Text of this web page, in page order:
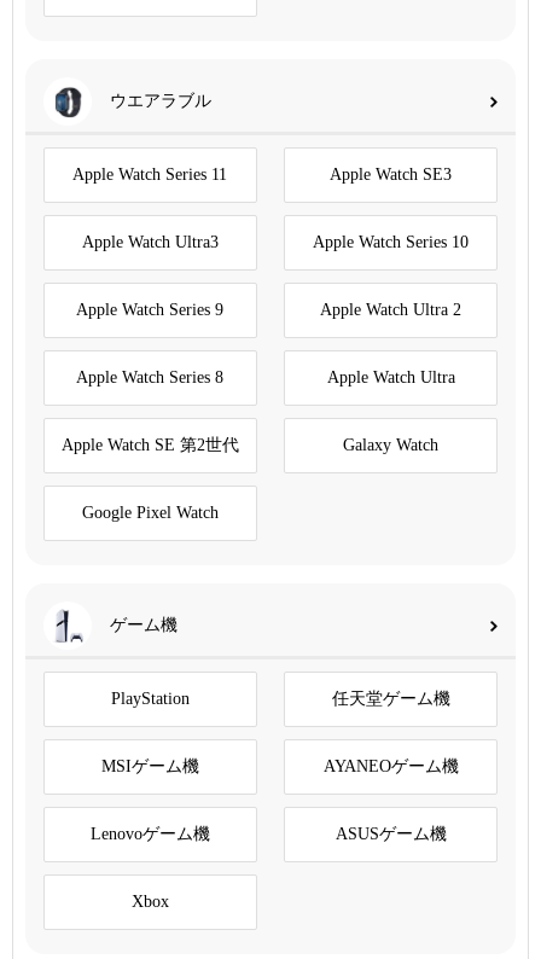
ウエアラブル
Apple Watch Series 11 Apple Watch SE3
Apple Watch Ultra3 Apple Watch Series 10
Apple Watch Series 9 Apple Watch Ultra 2
Apple Watch Series 8 Apple Watch Ultra
Apple Watch SE 第2世代 Galaxy Watch
Google Pixel Watch
ゲーム機
PlayStation 任天堂ゲーム機
MSIゲーム機 AYANEOゲーム機
Lenovoゲーム機 ASUSゲーム機
Xbox